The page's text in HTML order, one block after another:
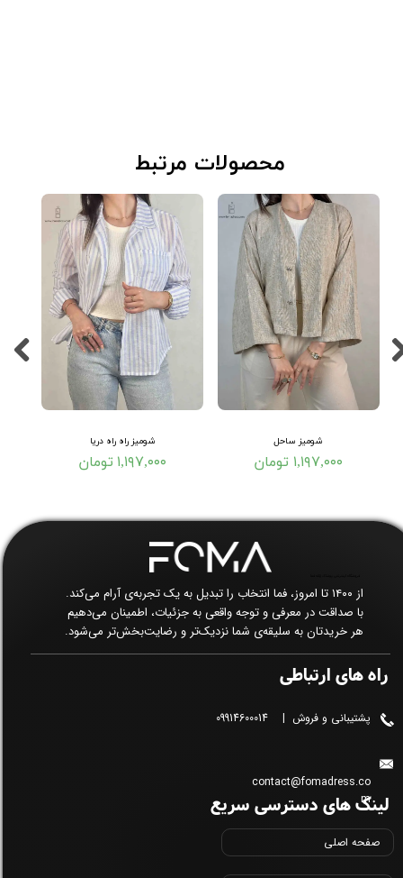
شومیز راه راه دریا
۱,۱۹۷,۰۰۰ تومان
شومیز ساحل
۱,۱۹۷,۰۰۰ تومان
​محصولات مرتبط
راه های ارتباطی
پشتیبانی و فروش | 09914600014
contact@fomadress.co
m
لینک های دسترسی سریع
صفحه اصلی
از ۱۴۰۰ تا امروز، فما انتخاب را تبدیل به یک تجربه‌ی آرام می‌کند.
با صداقت در معرفی و توجه واقعی به جزئیات، اطمینان می‌دهیم
هر خریدتان به سلیقه‌ی شما نزدیک‌تر و رضایت‌بخش‌تر می‌شود.